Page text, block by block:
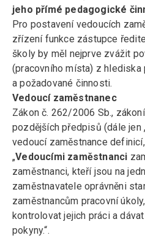
jeho přímé pedagogické
Pro postavení vedoucích
zřízení funkce zástupce
školy by měl nejprve zvážit
(pracovního místa) z hlediska
a požadované činnosti.
Vedoucí zaměstnanec
Zákon č. 262/2006 Sb.,
pozdějších předpisů (dále jen
vedoucí zaměstnance
„Vedoucími zaměstnanci
zaměstnanci, kteří jsou na
zaměstnavatele oprávněni
zaměstnancům pracovní
kontrolovat jejich práci a
pokyny.“.